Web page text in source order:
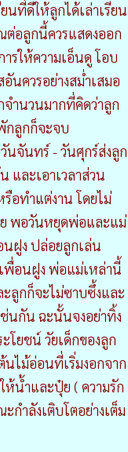
นที่ดีให้ลูกได้เล่าเรียน
ต่อลูกนี้ควรแสดงออก
รให้ความเอ็นดู โอบ
นควรอย่างสม่ำเสมอ
ำนวนมากที่คิดว่าลูก
กลูกก็จะจบ
นจันทร์ - วันศุกร์ส่งลูก
และเอาเวลาส่วน
อทำแต่งาน โดยไม่
ย พอวันหยุดพ่อและแม่
นฝูง ปล่อยลูกเล่น
พื่อนฝูง พ่อแม่เหล่านี้
ลูกก็จะไม่ซาบซึ้งและ
นกัน ฉะนั้นจงอย่าทิ้ง
โยชน์ วัยเด็กของลูก
นไม้อ่อนที่เริ่มงอกจาก
ห้น้ำและปุ๋ย ( ความรัก
กำลังเติบโตอย่างเต็ม